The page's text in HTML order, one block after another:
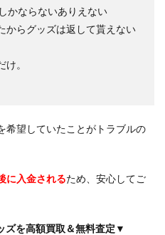
かならないありえない
からグッズは返して貰えない
。
希望していたことがトラブルの
に入金されるため、安心してご
ズを高額買取＆無料査定▼